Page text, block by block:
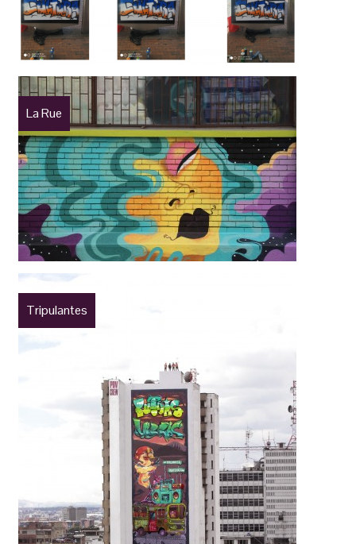
La Rue
Tripulantes